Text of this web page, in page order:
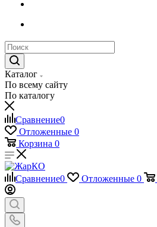
Каталог
По всему сайту
По каталогу
Сравнение0
Отложенные 0
Корзина 0
Сравнение0 Отложенные 0